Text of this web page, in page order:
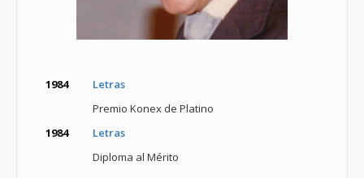
1984
Letras
Premio Konex de Platino
1984
Letras
Diploma al Mérito